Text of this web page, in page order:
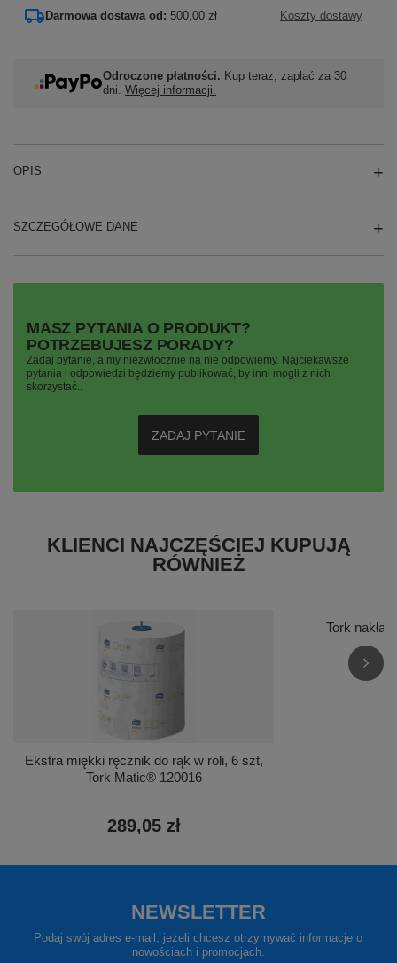
Darmowa dostawa od: 500,00 zł Koszty dostawy
Odroczone płatności. Kup teraz, zapłać za 30
dni. Więcej informacji.
OPIS
SZCZEGÓŁOWE DANE
MASZ PYTANIA O PRODUKT?
POTRZEBUJESZ PORADY?
Zadaj pytanie, a my niezwłocznie na nie odpowiemy. Najciekawsze
pytania i odpowiedzi będziemy publikować, by inni mogli z nich
skorzystać..
ZADAJ PYTANIE
KLIENCI NAJCZĘŚCIEJ KUPUJĄ
RÓWNIEŻ
Ekstra miękki ręcznik do rąk w roli, 6 szt,
Tork Matic® 120016
289,05 zł
Tork
NEWSLETTER
Podaj swój adres e-mail, jeżeli chcesz otrzymywać informacje o
nowościach i promocjach.